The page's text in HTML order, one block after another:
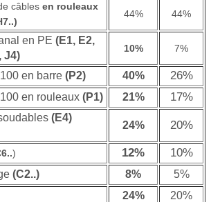
câbles en rouleaux
44% 44%
en PE (E1, E2,
J4)
10% 7%
en barre (P2) 40% 26%
en rouleaux (P1) 21% 17%
(E4)
24% 20%
) 12% 10%
(C2..) 8% 5%
24% 20%